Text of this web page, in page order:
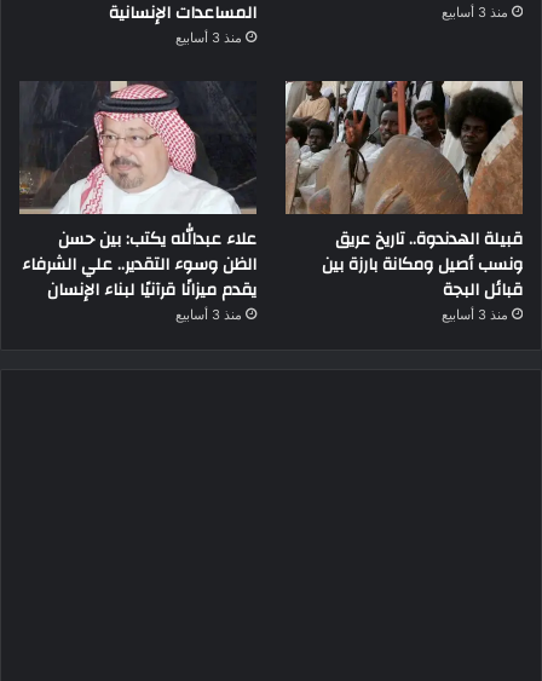
منذ 3 أسابيع
المساعدات الإنسانية
منذ 3 أسابيع
قبيلة الهدندوة.. تاريخ عريق
ونسب أصيل ومكانة بارزة بين
قبائل البجة
منذ 3 أسابيع
علاء عبدالله يكتب: بين حسن
الظن وسوء التقدير.. علي الشرفاء
يقدم ميزانًا قرآنيًا لبناء الإنسان
منذ 3 أسابيع